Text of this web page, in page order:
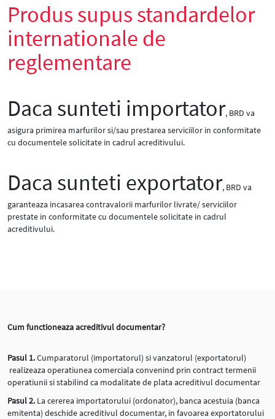
Produs supus standardelor
internationale de
reglementare
Daca sunteti importator, BRD va
asigura primirea marfurilor si/sau prestarea serviciilor in conformitate
cu documentele solicitate in cadrul acreditivului.
Daca sunteti exportator, BRD va
garanteaza incasarea contravalorii marfurilor livrate/ serviciilor
prestate in conformitate cu documentele solicitate in cadrul
acreditivului.
Cum functioneaza acreditivul documentar?
Pasul 1.Cumparatorul (importatorul) si vanzatorul (exportatorul)
realizeaza operatiunea comerciala convenind prin contract termenii
operatiunii si stabilind ca modalitate de plata acreditivul documentar
Pasul 2. La cererea importatorului (ordonator), banca acestuia (banca
emitenta) deschide acreditivul documentar, in favoarea exportatorului